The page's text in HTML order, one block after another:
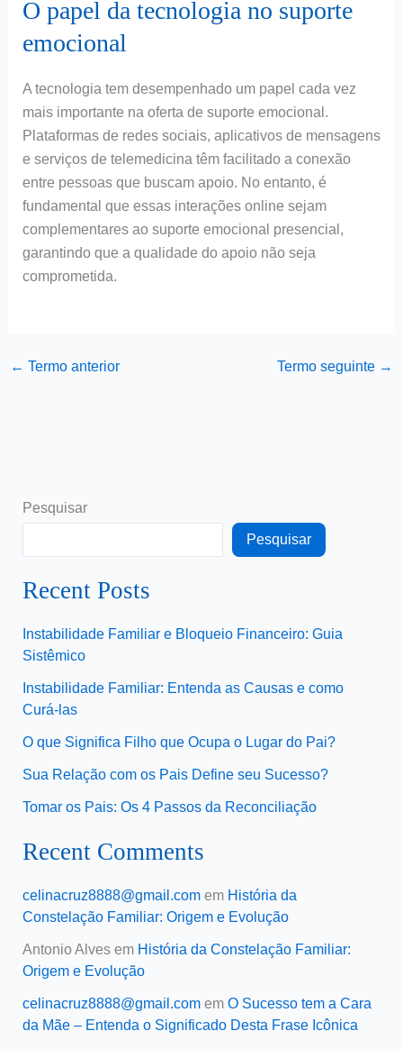
O papel da tecnologia no suporte
emocional
A tecnologia tem desempenhado um papel cada vez
mais importante na oferta de suporte emocional.
Plataformas de redes sociais, aplicativos de mensagens
e serviços de telemedicina têm facilitado a conexão
entre pessoas que buscam apoio. No entanto, é
fundamental que essas interações online sejam
complementares ao suporte emocional presencial,
garantindo que a qualidade do apoio não seja
comprometida.
← Termo anterior Termo seguinte →
Pesquisar
Pesquisar
Recent Posts
Instabilidade Familiar e Bloqueio Financeiro: Guia
Sistêmico
Instabilidade Familiar: Entenda as Causas e como
Curá-las
O que Significa Filho que Ocupa o Lugar do Pai?
Sua Relação com os Pais Define seu Sucesso?
Tomar os Pais: Os 4 Passos da Reconciliação
Recent Comments
celinacruz8888@gmail.comem História da
Constelação Familiar: Origem e Evolução
Antonio Alvesem História da Constelação Familiar:
Origem e Evolução
celinacruz8888@gmail.comem O Sucesso tem a Cara
da Mãe – Entenda o Significado Desta Frase Icônica